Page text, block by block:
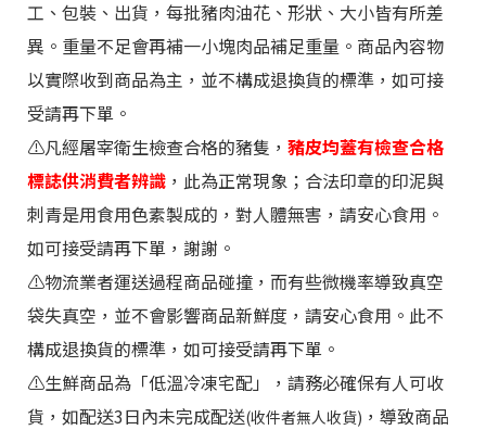
工、包裝、出貨，每批豬肉油花、形狀、大小皆有所差
異。重量不足會再補一小塊肉品補足重量。商品內容物
以實際收到商品為主，並不構成退換貨的標準，如可接
受請再下單。
⚠️凡經屠宰衛生檢查合格的豬隻， 豬皮均蓋有檢查合格
標誌供消費者辨識 ，此為正常現象；合法印章的印泥與
刺青是用食用色素製成的，對人體無害，請安心食用。
如可接受請再下單 ，謝謝。
⚠️物流業者運送過程商品碰撞，而有些微機率導致真空
袋失真空，並不會影響商品新鮮度，請安心食用。此不
構成退換貨的標準，如可接受請再下單。
⚠️生鮮商品為「低溫冷凍宅配」，請務必確保有人可收
貨，如配送3日內未完成配送(收件者無人收貨) ，導致商品